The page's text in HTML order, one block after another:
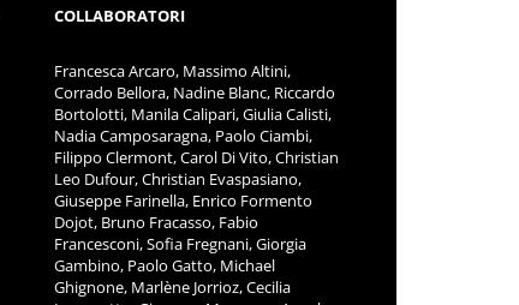
COLLABORATORI
Francesca Arcaro, Massimo Altini,
Corrado Bellora, Nadine Blanc, Riccardo
Bortolotti, Manila Calipari, Giulia Calisti,
Nadia Camposaragna, Paolo Ciambi,
Filippo Clermont, Carol Di Vito, Christian
Leo Dufour, Christian Evaspasiano,
Giuseppe Farinella, Enrico Formento
Dojot, Bruno Fracasso, Fabio
Francesconi, Sofia Fregnani, Giorgia
Gambino, Paolo Gatto, Michael
Ghignone, Marlène Jorrioz, Cecilia